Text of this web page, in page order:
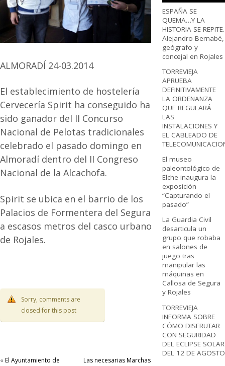
ALMORADÍ 24-03.2014
El establecimiento de hostelería
Cervecería Spirit ha conseguido ha
sido ganador del II Concurso
Nacional de Pelotas tradicionales
celebrado el pasado domingo en
Almoradí dentro del II Congreso
Nacional de la Alcachofa.
Spirit se ubica en el barrio de los
Palacios de Formentera del Segura
a escasos metros del casco urbano
de Rojales.
Sorry, comments are
closed for this post
« El Ayuntamiento de
Las necesarias Marchas
ESPAÑA SE
QUEMA…Y LA
HISTORIA SE REPITE.
Alejandro Bernabé,
geógrafo y
concejal en Rojales
TORREVIEJA
APRUEBA
DEFINITIVAMENTE
LA ORDENANZA
QUE REGULARÁ
LAS
INSTALACIONES Y
EL CABLEADO DE
El museo
paleontológico de
Elche inaugura la
exposición
“Capturando el
pasado”
La Guardia Civil
desarticula un
grupo que robaba
en salones de
juego tras
manipular las
máquinas en
Callosa de Segura
y Rojales
TORREVIEJA
INFORMA SOBRE
CÓMO DISFRUTAR
CON SEGURIDAD
DEL ECLIPSE SOLAR
DEL 12 DE AGOSTO